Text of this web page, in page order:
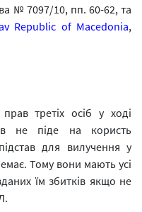
№ 7097/10, пп. 60-62, та
Republic of Macedonia,
третіх осіб у ході
не піде на користь
для вилучення у
Тому вони мають усі
їм збитків якщо не